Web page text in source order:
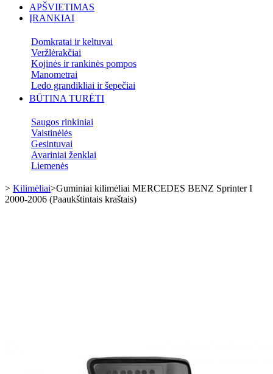
APŠVIETIMAS
ĮRANKIAI
Domkratai ir keltuvai
Veržlėrakčiai
Kojinės ir rankinės pompos
Manometrai
Ledo grandikliai ir šepečiai
BŪTINA TURĖTI
Saugos rinkiniai
Vaistinėlės
Gesintuvai
Avariniai ženklai
Liemenės
> Kilimėliai>Guminiai kilimėliai MERCEDES BENZ Sprinter I
2000-2006 (Paaukštintais kraštais)